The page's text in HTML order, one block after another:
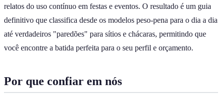
relatos do uso contínuo em festas e eventos. O resultado é um guia
definitivo que classifica desde os modelos peso-pena para o dia a dia
até verdadeiros "paredões" para sítios e chácaras, permitindo que
você encontre a batida perfeita para o seu perfil e orçamento.
Por que confiar em nós